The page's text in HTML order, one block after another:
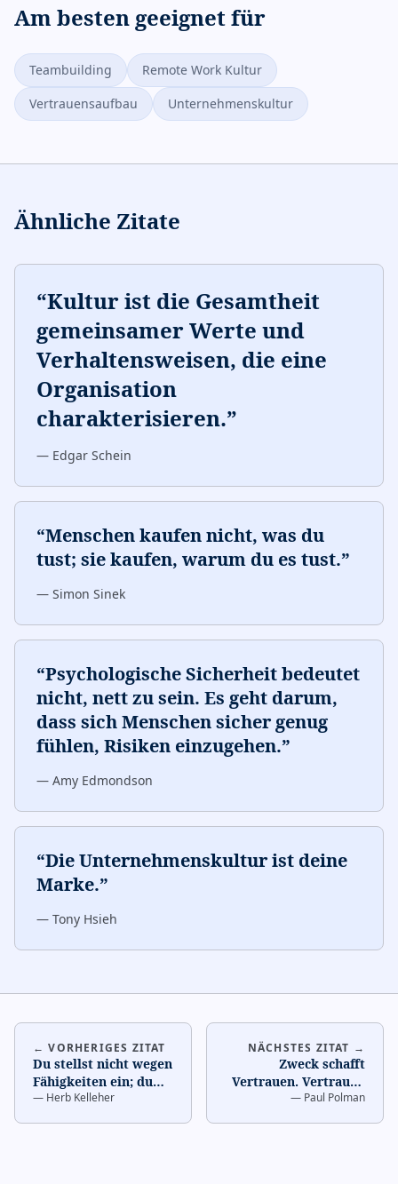
Am besten geeignet für
Teambuilding
Remote Work Kultur
Vertrauensaufbau
Unternehmenskultur
Ähnliche Zitate
“Kultur ist die Gesamtheit
gemeinsamer Werte und
Verhaltensweisen, die eine
Organisation
charakterisieren.”
— Edgar Schein
“Menschen kaufen nicht, was du
tust; sie kaufen, warum du es tust.”
— Simon Sinek
“Psychologische Sicherheit bedeutet
nicht, nett zu sein. Es geht darum,
dass sich Menschen sicher genug
fühlen, Risiken einzugehen.”
— Amy Edmondson
“Die Unternehmenskultur ist deine
Marke.”
— Tony Hsieh
← VORHERIGES ZITAT
Du stellst nicht wegen
Fähigkeiten ein; du
stellst wegen
— Herb Kelleher
NÄCHSTES ZITAT →
Zweck schafft
Vertrauen. Vertrauen
ist die Basis von
— Paul Polman